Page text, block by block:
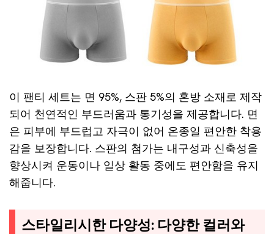
이 팬티 세트는 면 95%, 스판 5%의 혼방 소재로 제작
되어 천연적인 부드러움과 통기성을 제공합니다. 면
은 피부에 부드럽고 자극이 없어 온종일 편안한 착용
감을 보장합니다. 스판의 첨가는 내구성과 신축성을
향상시켜 운동이나 일상 활동 중에도 편안함을 유지
해줍니다.
스타일리시한 다양성: 다양한 컬러와